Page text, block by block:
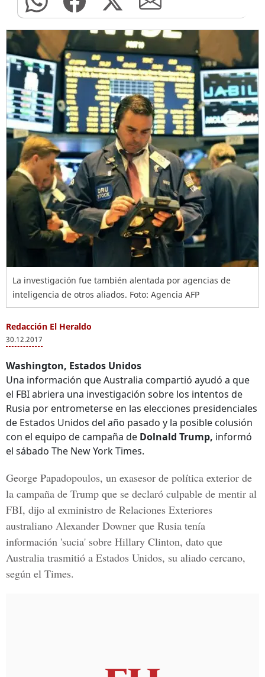
La investigación fue también alentada por agencias de
inteligencia de otros aliados. Foto: Agencia AFP
Redacción El Heraldo
30.12.2017
Washington, Estados Unidos
Una información que Australia compartió ayudó a que
el FBI abriera una investigación sobre los intentos de
Rusia por entrometerse en las elecciones presidenciales
de Estados Unidos del año pasado y la posible colusión
con el equipo de campaña de Dolnald Trump, informó
el sábado The New York Times.
George Papadopoulos, un exasesor de política exterior de
la campaña de Trump que se declaró culpable de mentir al
FBI, dijo al exministro de Relaciones Exteriores
australiano Alexander Downer que Rusia tenía
información 'sucia' sobre Hillary Clinton, dato que
Australia trasmitió a Estados Unidos, su aliado cercano,
según el Times.